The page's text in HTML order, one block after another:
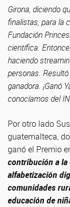
Girona, diciendo
finalistas, para la
Fundación
científica.
haciendo
personas.
ganadora. ¡Ganó
conocíamos del
Por otro lado
guatemalteca,
ganó el Premio
contribución a
alfabetización
comunidades
educación de